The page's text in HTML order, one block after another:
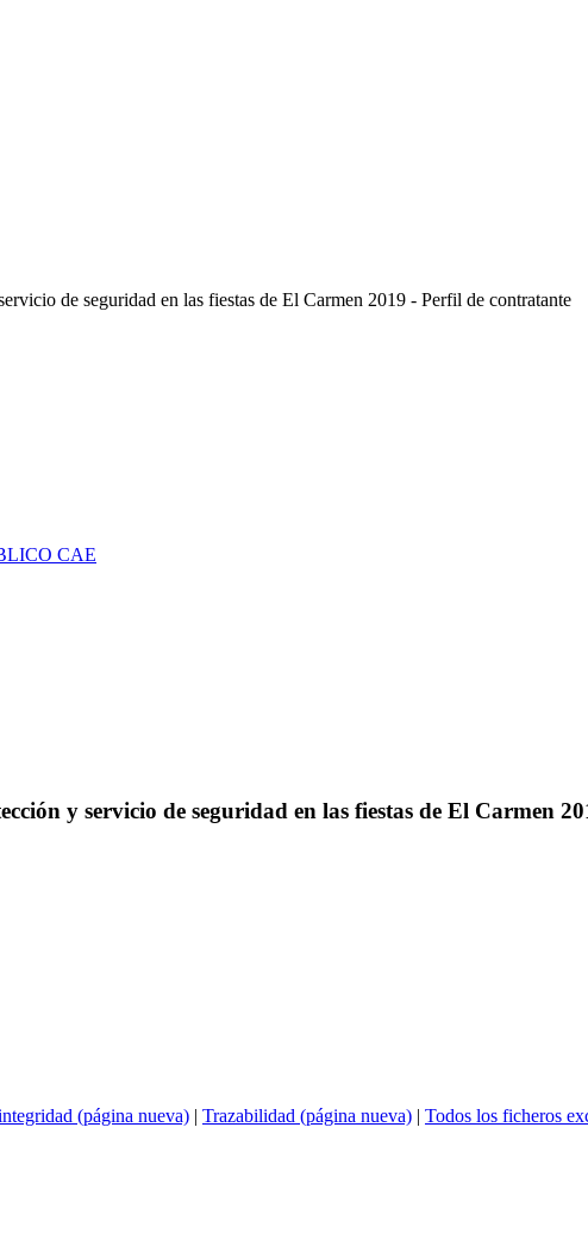
de seguridad en las fiestas de El Carmen 2019 - Perfil de contratante
CAE
y servicio de seguridad en las fiestas de El Carmen
(página nueva) | Trazabilidad (página nueva) | Todos los ficheros